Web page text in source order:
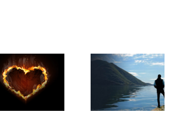
Ehebruch
beginnt
im
Unterschied
zwischen
Tieren,
Menschen